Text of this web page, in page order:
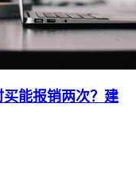
能报销两次？建